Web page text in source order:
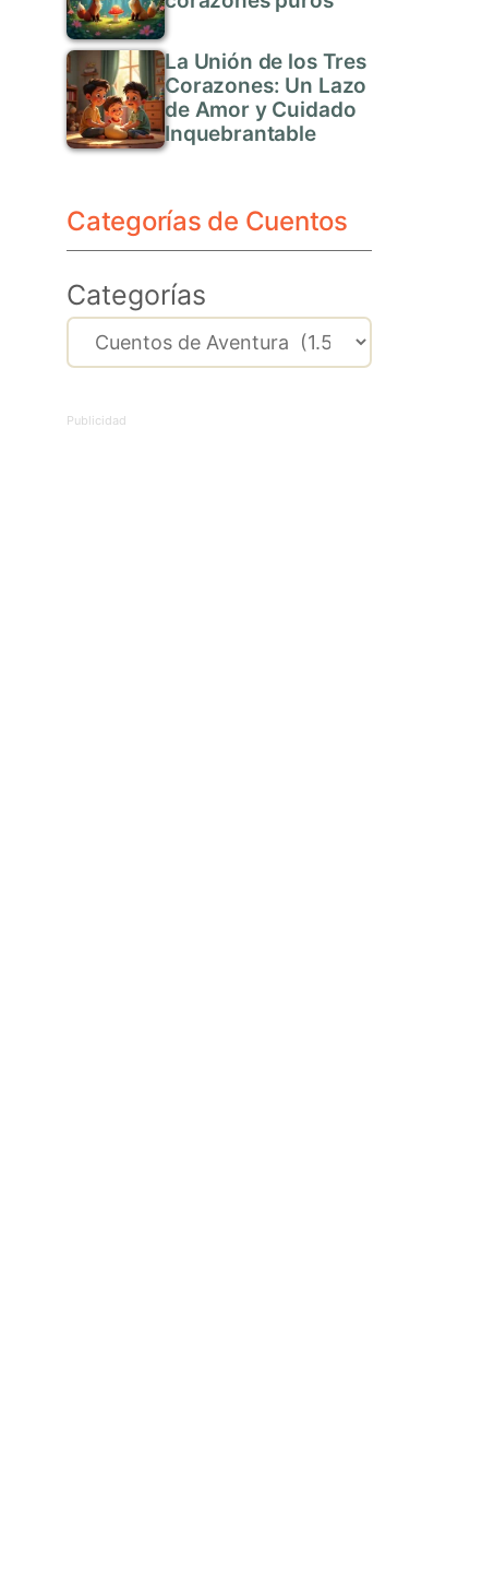
La Unión de los Tres
Corazones: Un Lazo
de Amor y Cuidado
Inquebrantable
Categorías de Cuentos
Categorías